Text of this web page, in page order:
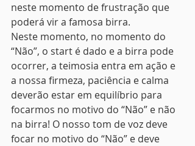
neste momento de frustração que
poderá vir a famosa birra.
Neste momento, no momento do
“Não”, o start é dado e a birra pode
ocorrer, a teimosia entra em ação e
a nossa firmeza, paciência e calma
deverão estar em equilíbrio para
focarmos no motivo do “Não” e não
na birra! O nosso tom de voz deve
focar no motivo do “Não” e deve